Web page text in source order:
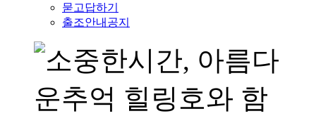
묻고답하기
출조안내공지